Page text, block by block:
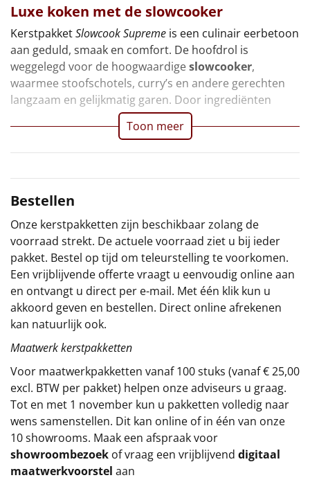
Alle artikelen
Overige
Ideeën
Personeel
Particulier
Kerstgeschenken 2026
Relatiegeschenken
Cadeaubon
Alle overige
Luxe koken met de slowcooker
KerstpakketSlowcook Supreme is een culinair eerbetoon
aan geduld, smaak en comfort. De hoofdrol is
weggelegd voor de hoogwaardigeslowcooker,
waarmee stoofschotels, curry’s en andere gerechten
langzaam en gelijkmatig garen. Door ingrediënten
Toon meer
Bestellen
Onze kerstpakketten zijn beschikbaar zolang de
voorraad strekt. De actuele voorraad ziet u bij ieder
pakket. Bestel op tijd om teleurstelling te voorkomen.
Een vrijblijvende offerte vraagt u eenvoudig online aan
en ontvangt u direct per e-mail. Met één klik kun u
akkoord geven en bestellen. Direct online afrekenen
kan natuurlijk ook.
Maatwerk kerstpakketten
Voor maatwerkpakketten vanaf 100 stuks (vanaf € 25,00
excl. BTW per pakket) helpen onze adviseurs u graag.
Tot en met 1 november kun u pakketten volledig naar
wens samenstellen. Dit kan online of in één van onze
10 showrooms. Maak een afspraak voor
showroombezoek of vraag een vrijblijvend digitaal
maatwerkvoorstel aan